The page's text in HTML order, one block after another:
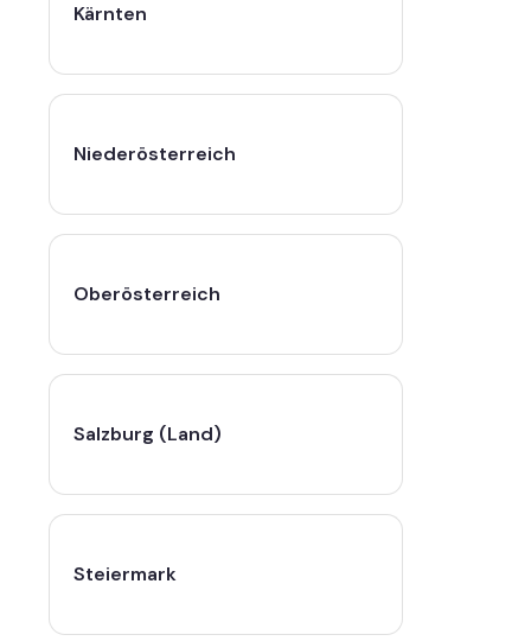
Kärnten
Niederösterreich
Oberösterreich
Salzburg (Land)
Steiermark